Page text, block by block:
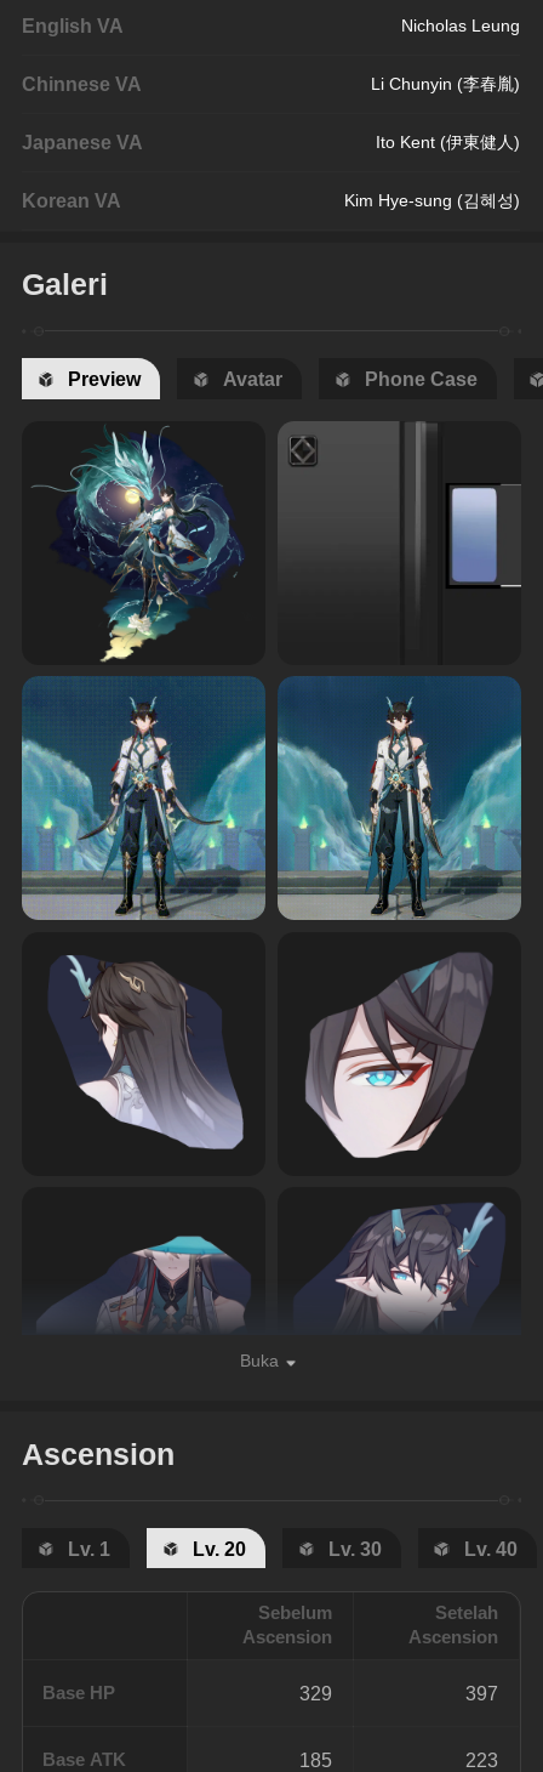
English VA Nicholas Leung
Chinnese VA Li Chunyin (李春胤)
Japanese VA Ito Kent (伊東健人)
Korean VA Kim Hye-sung (김혜성)
Galeri
Preview Avatar Phone Case
Buka
Ascension
Lv. 1 Lv. 20 Lv. 30 Lv. 40
Sebelum
Ascension
Setelah
Ascension
Base HP 329 397
Base ATK 185 223